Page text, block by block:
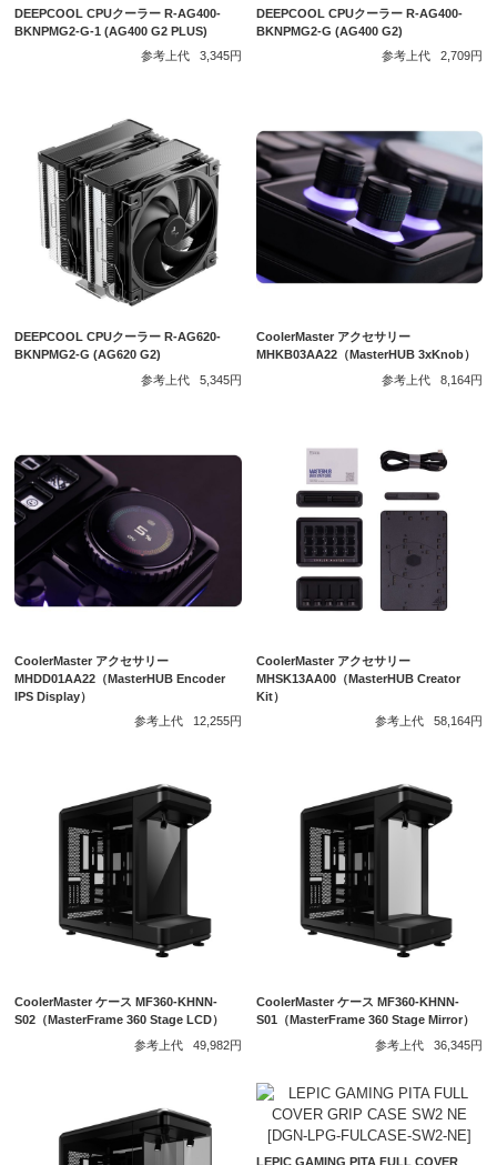
DEEPCOOL CPUクーラー R-AG400-
BKNPMG2-G-1 (AG400 G2 PLUS)
参考上代
3,345円
DEEPCOOL CPUクーラー R-AG400-
BKNPMG2-G (AG400 G2)
参考上代
2,709円
DEEPCOOL CPUクーラー R-AG620-
BKNPMG2-G (AG620 G2)
参考上代
5,345円
CoolerMaster アクセサリー
MHKB03AA22（MasterHUB 3xKnob）
参考上代
8,164円
CoolerMaster アクセサリー
MHDD01AA22（MasterHUB Encoder
IPS Display）
参考上代
12,255円
CoolerMaster アクセサリー
MHSK13AA00（MasterHUB Creator
Kit）
参考上代
58,164円
CoolerMaster ケース MF360-KHNN-
S02（MasterFrame 360 Stage LCD）
参考上代
49,982円
CoolerMaster ケース MF360-KHNN-
S01（MasterFrame 360 Stage Mirror）
参考上代
36,345円
LEPIC GAMING PITA FULL COVER